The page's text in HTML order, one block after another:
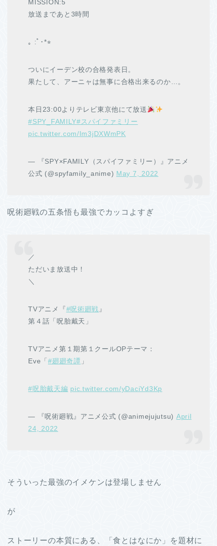
MISSION:5
放送まであと3時間
｡ :ﾟ･*⭐︎
ついにイーデン校の合格発表日。
果たして、アーニャは無事に合格出来るのか…。
本日23:00よりテレビ東京他にて放送
#SPY_FAMILY#スパイファミリー
pic.twitter.com/Im3jDXWmPK
— 『SPY×FAMILY（スパイファミリー）』アニメ
公式 (@spyfamily_anime) May 7, 2022
呪術廻戦の五条悟も最強でカッコよすぎ
／
ただいま放送中！
＼
TVアニメ『#呪術廻戦 』
第４話「呪胎戴天」
TVアニメ第１期第１クールOPテーマ：
Eve「#廻廻奇譚 」
#呪胎戴天編 pic.twitter.com/yDaciYd3Kp
— 『呪術廻戦』アニメ公式 (@animejujutsu) April
24, 2022
そういった最強のイメケンは登場しません
が
ストーリーの本質にある、「食とはなにか」を題材に